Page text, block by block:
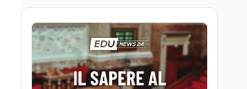
di Strasburgo in ricordo
dei minatori morti a
Marcinelle nel 1956
Università8 ago
Università statali, il
Fondo ordinario 2026
sale a 9,415 miliardi, c'è
la firma della ministra